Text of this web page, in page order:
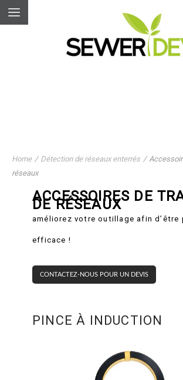
Home / Détection de réseaux enterrés /
réseaux
ACCESSOIRES DE
DE RÉSEAUX
améliorez votre outillage afin d’être
efficace !
CONTACTEZ-NOUS POUR UN DEVIS
PINCE À INDUCTION